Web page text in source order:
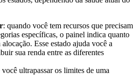
: quando você tem recursos que precisam
específicas, o painel indica quanto
Esse estado ajuda você a
sua renda entre as diferentes
você ultrapassar os limites de uma